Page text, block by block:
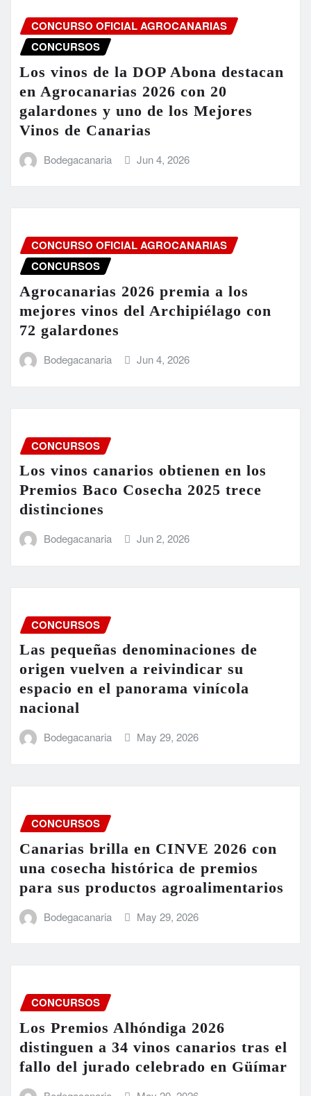
CONCURSO OFICIAL AGROCANARIAS
CONCURSOS
Los vinos de la DOP Abona destacan
en Agrocanarias 2026 con 20
galardones y uno de los Mejores
Vinos de Canarias
Bodegacanaria Jun 4, 2026
CONCURSO OFICIAL AGROCANARIAS
CONCURSOS
Agrocanarias 2026 premia a los
mejores vinos del Archipiélago con
72 galardones
Bodegacanaria Jun 4, 2026
CONCURSOS
Los vinos canarios obtienen en los
Premios Baco Cosecha 2025 trece
distinciones
Bodegacanaria Jun 2, 2026
CONCURSOS
Las pequeñas denominaciones de
origen vuelven a reivindicar su
espacio en el panorama vinícola
nacional
Bodegacanaria May 29, 2026
CONCURSOS
Canarias brilla en CINVE 2026 con
una cosecha histórica de premios
para sus productos agroalimentarios
Bodegacanaria May 29, 2026
CONCURSOS
Los Premios Alhóndiga 2026
distinguen a 34 vinos canarios tras el
fallo del jurado celebrado en Güímar